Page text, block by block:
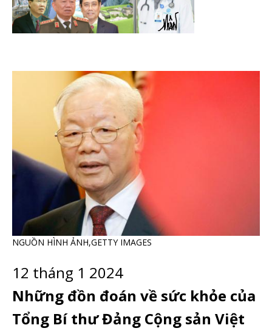
NGUỒN HÌNH ẢNH,GETTY IMAGES
12 tháng 1 2024
Những đồn đoán về sức khỏe của
Tổng Bí thư Đảng Cộng sản Việt